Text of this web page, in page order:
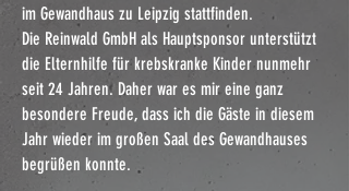
im Gewandhaus zu Leipzig stattfinden.
Die Reinwald GmbH als Hauptsponsor unterstützt
die Elternhilfe für krebskranke Kinder nunmehr
seit 24 Jahren. Daher war es mir eine ganz
besondere Freude, dass ich die Gäste in diesem
Jahr wieder im großen Saal des Gewandhauses
begrüßen konnte.